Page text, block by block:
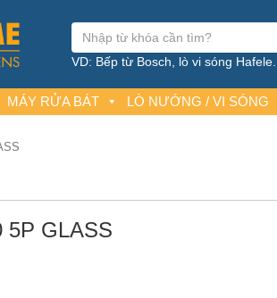
VD: Bếp từ Bosch, lò vi sóng Hafele...
MÁY RỬA BÁT LÒ NƯỚNG / VI SÓNG
5P GLASS